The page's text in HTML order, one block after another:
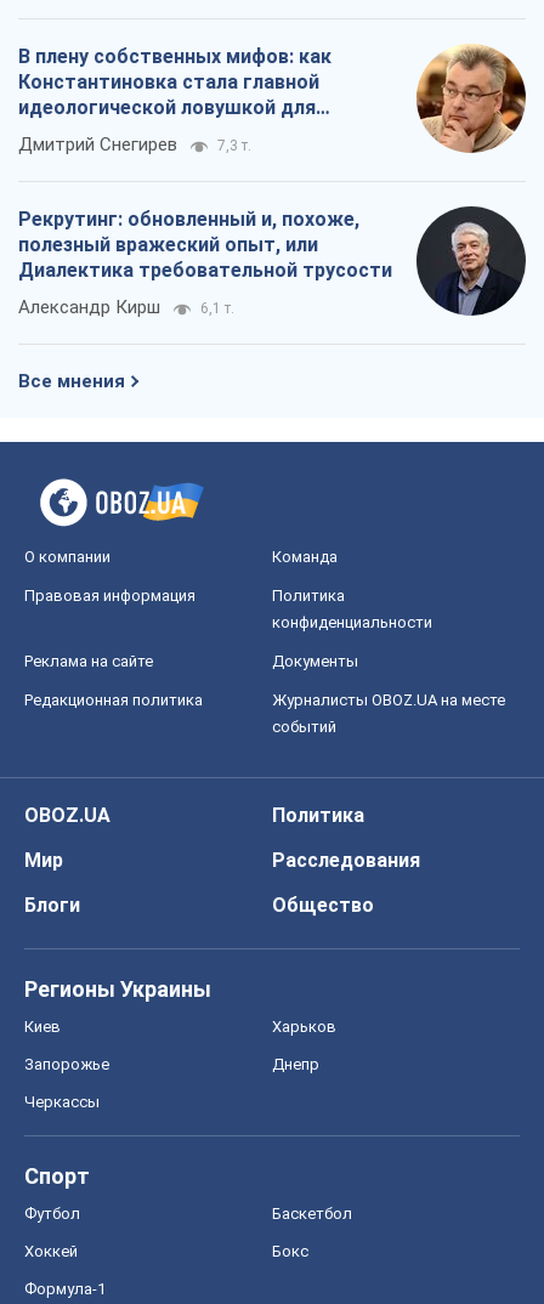
В плену собственных мифов: как
Константиновка стала главной
идеологической ловушкой для
российских оккупантов
Дмитрий Снегирев 7,3 т.
Рекрутинг: обновленный и, похоже,
полезный вражеский опыт, или
Диалектика требовательной трусости
Александр Кирш 6,1 т.
Все мнения
О компании Команда
Правовая информация
Политика
конфиденциальности
Реклама на сайте Документы
Редакционная политика
Журналисты OBOZ.UA на месте
событий
OBOZ.UA
Политика
Мир
Расследования
Блоги
Общество
Регионы Украины
Киев Харьков
Запорожье Днепр
Черкассы
Спорт
Футбол Баскетбол
Хоккей Бокс
Формула-1